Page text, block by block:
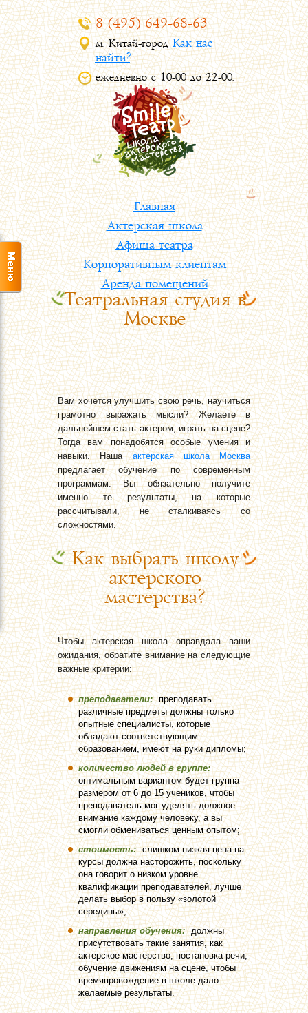
8 (495) 649-68-63
м. Китай-город Как нас
найти?
ежедневно с 10-00 до 22-00.
Главная
Актерская школа
Афиша театра
Корпоративным клиентам
Аренда помещений
Контакты
Театральная студия в
Москве
Вам хочется улучшить свою речь, научиться
грамотно выражать мысли? Желаете в
дальнейшем стать актером, играть на сцене?
Тогда вам понадобятся особые умения и
навыки. Нашаактерская школа Москва
предлагает обучение по современным
программам. Вы обязательно получите
именно те результаты, на которые
рассчитывали, не сталкиваясь со
сложностями.
Как выбрать школу
актерского
мастерства?
Чтобы актерская школа оправдала ваши
ожидания, обратите внимание на следующие
важные критерии:
преподаватели: преподавать
различные предметы должны только
опытные специалисты, которые
обладают соответствующим
образованием, имеют на руки дипломы;
количество людей в группе:
оптимальным вариантом будет группа
размером от 6 до 15 учеников, чтобы
преподаватель мог уделять должное
внимание каждому человеку, а вы
смогли обмениваться ценным опытом;
стоимость: слишком низкая цена на
курсы должна насторожить, поскольку
она говорит о низком уровне
квалификации преподавателей, лучше
делать выбор в пользу «золотой
середины»;
направления обучения: должны
присутствовать такие занятия, как
актерское мастерство, постановка речи,
обучение движениям на сцене, чтобы
времяпровождение в школе дало
желаемые результаты.